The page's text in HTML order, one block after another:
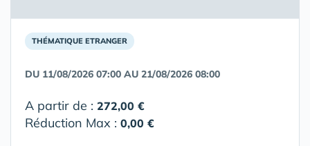
THÉMATIQUE ETRANGER
DU 11/08/2026 07:00 AU 21/08/2026 08:00
A partir de : 272,00 €
Réduction Max : 0,00 €